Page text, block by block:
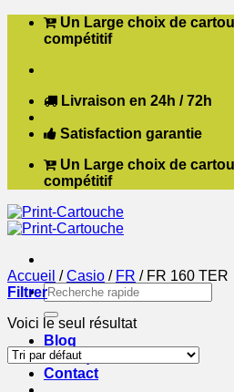
Passer Un Large choix de
compétitif
Livraison en 24h / 72h
Satisfaction garantie
Un Large choix de
compétitif
Recherche
pour :
Blog
Boutique
Contact
Accueil / Casio / FR /FR 160 TER
Filtrer
Voici le seul résultat